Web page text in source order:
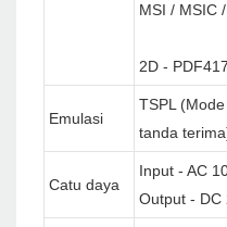
MSI / MSIC
2D -
Emulasi
TSPL
tanda
Catu daya
Input - AC
Output - DC